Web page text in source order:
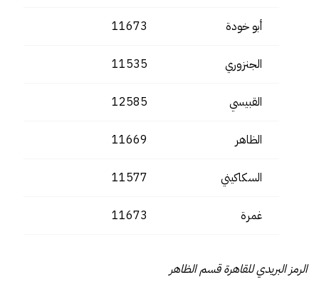
أبو خودة 11673
الجنزوري 11535
القبيسي 12585
الظاهر 11669
السكاكيني 11577
غمرة 11673
الرمز البريدي للقاهرة قسم الظاهر